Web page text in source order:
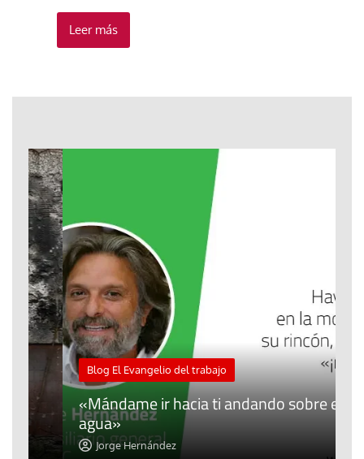
Leer más
Blog El Evangelio del trabajo
«Mándame ir hacia ti andando sobre el
agua»
Jorge Hernández